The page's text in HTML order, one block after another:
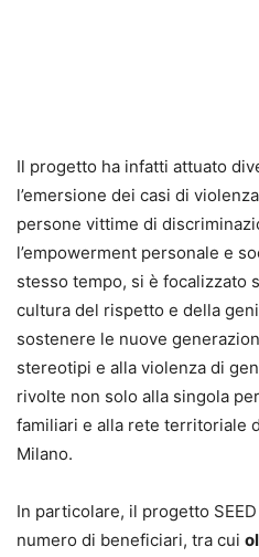
Il progetto ha infatti attuato
l’emersione dei casi di
persone vittime di
l’empowerment personale e
stesso tempo, si è focalizzato
cultura del rispetto e della
sostenere le nuove
stereotipi e alla violenza di
rivolte non solo alla singola
familiari e alla rete territoriale
Milano.
In particolare, il progetto
numero di beneficiari, tra cui